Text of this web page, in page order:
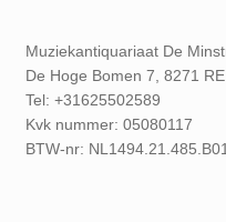
Muziekantiquariaat De
De Hoge Bomen 7, 8271
Tel: +31625502589
Kvk nummer: 05080117
BTW-nr: NL1494.21.485.B01